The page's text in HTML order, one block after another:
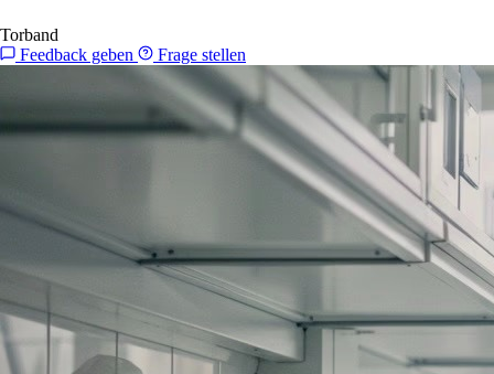
Torband
Feedback geben
Frage stellen